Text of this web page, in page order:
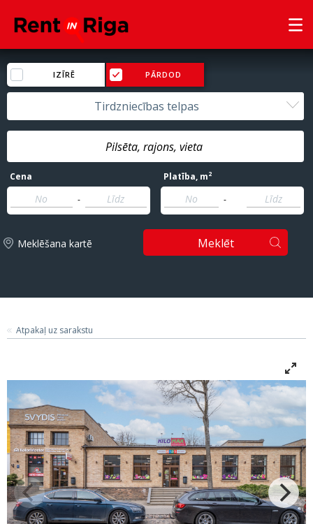
IZĪRĒ PĀRDOD
Tirdzniecības telpas
Cena
-
Platība, m2
-
Meklēšana kartē Meklēt
Atpakaļ uz sarakstu